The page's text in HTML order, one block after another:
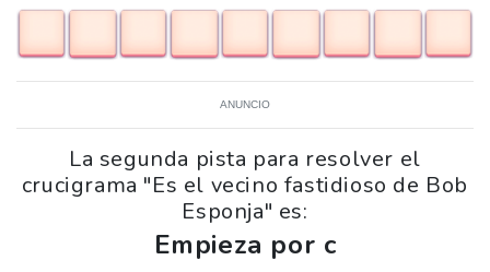
ANUNCIO
La segunda pista para resolver el
crucigrama "Es el vecino fastidioso de Bob
Esponja" es:
Empieza por c